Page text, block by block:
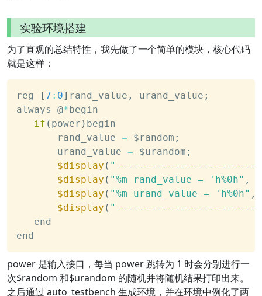
实验环境搭建
为了直观的总结特性，我先做了一个简单的模块，核心代码
就是这样：
reg [ 7 : 0] rand_value , urand_value ;
always @*begin
if ( power ) begin
       rand_value
= $random ;
       urand_value
= $urandom ;
$display (
$display ( "%m rand_value = 'h%0h" ,
$display ( "%m urand_value = 'h%0h" ,
$display (
   end
end
power 是输入接口，每当 power 跳转为 1 时会分别进行一
次$random 和$urandom 的随机并将随机结果打印出来。
之后通过 auto_testbench 生成环境，并在环境中例化了两